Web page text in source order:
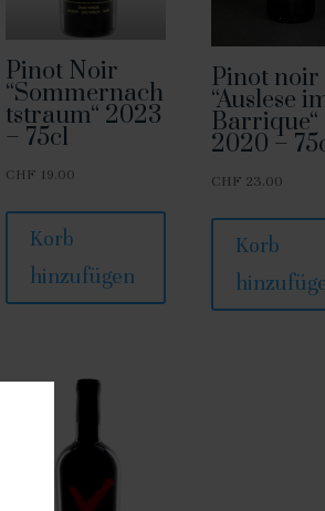
Pinot Noir
“Sommernach
tstraum“ 2023
– 75cl
CHF 19.00
Korb
hinzufügen
Pinot noir
“Auslese
Barrique“
2020 –
CHF 23.00
Korb